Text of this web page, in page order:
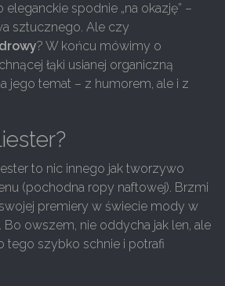
spodnie „na okazję” –
sztucznego. Ale czy
? W końcu mówimy o
łąki usianej organiczną
jego temat – z humorem, ale i z
to nic innego jak tworzywo
(pochodna ropy naftowej). Brzmi
premiery w świecie mody w
Bo owszem, nie oddycha jak len, ale
tego szybko schnie i potrafi